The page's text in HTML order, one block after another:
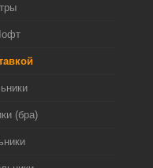
(бра)